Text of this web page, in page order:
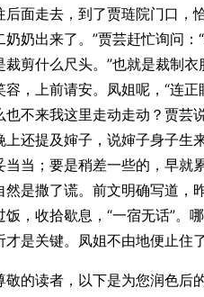
后面走去，到了贾琏院门口，
奶奶出来了。”贾芸赶忙询问
裁剪什么尺头。”也就是裁制
容，上前请安。凤姐呢，“连
也不来我这里走动走动？贾芸
上还提及婶子，说婶子身子生
当当；要是稍差一些的，早就
然是撒了谎。前文明确写道，
饭，收拾歇息，“一宿无话”。
才是关键。凤姐不由地便止住
敬的读者，以下是为您润色后